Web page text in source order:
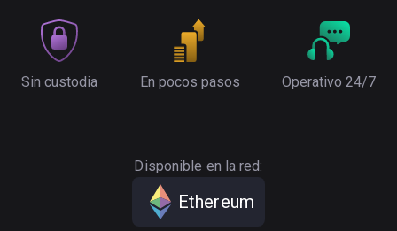
Sin custodia En pocos pasos Operativo 24/7
Disponible en la red:
Ethereum